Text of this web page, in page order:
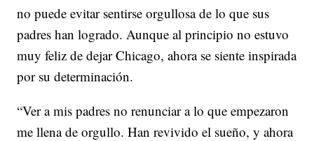
no puede evitar sentirse orgullosa de lo que sus
padres han logrado. Aunque al principio no estuvo
muy feliz de dejar Chicago, ahora se siente inspirada
por su determinación.
“Ver a mis padres no renunciar a lo que empezaron
me llena de orgullo. Han revivido el sueño, y ahora